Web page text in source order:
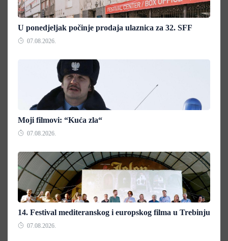
U ponedjeljak počinje prodaja ulaznica za 32. SFF
07.08.2026.
Moji filmovi: “Kuća zla“
07.08.2026.
14. Festival mediteranskog i europskog filma u Trebinju
07.08.2026.